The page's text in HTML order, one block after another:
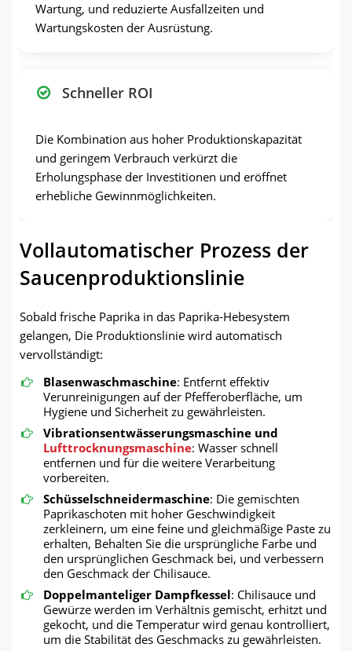
Wartung, und reduzierte Ausfallzeiten und
Wartungskosten der Ausrüstung.
Schneller ROI
Die Kombination aus hoher Produktionskapazität
und geringem Verbrauch verkürzt die
Erholungsphase der Investitionen und eröffnet
erhebliche Gewinnmöglichkeiten.
Vollautomatischer Prozess der
Saucenproduktionslinie
Sobald frische Paprika in das Paprika-Hebesystem
gelangen, Die Produktionslinie wird automatisch
vervollständigt:
Blasenwaschmaschine: Entfernt effektiv
Verunreinigungen auf der Pfefferoberfläche, um
Hygiene und Sicherheit zu gewährleisten.
Vibrationsentwässerungsmaschine und
Lufttrocknungsmaschine: Wasser schnell
entfernen und für die weitere Verarbeitung
vorbereiten.
Schüsselschneidermaschine: Die gemischten
Paprikaschoten mit hoher Geschwindigkeit
zerkleinern, um eine feine und gleichmäßige Paste zu
erhalten, Behalten Sie die ursprüngliche Farbe und
den ursprünglichen Geschmack bei, und verbessern
den Geschmack der Chilisauce.
Doppelmanteliger Dampfkessel: Chilisauce und
Gewürze werden im Verhältnis gemischt, erhitzt und
gekocht, und die Temperatur wird genau kontrolliert,
um die Stabilität des Geschmacks zu gewährleisten.